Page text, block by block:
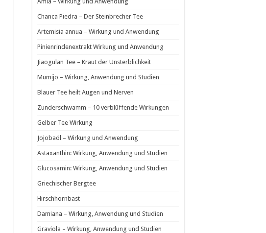
Chanca Piedra – Der Steinbrecher Tee
Artemisia annua – Wirkung und Anwendung
Pinienrindenextrakt Wirkung und Anwendung
Jiaogulan Tee – Kraut der Unsterblichkeit
Mumijo – Wirkung, Anwendung und Studien
Blauer Tee heilt Augen und Nerven
Zunderschwamm – 10 verblüffende Wirkungen
Gelber Tee Wirkung
Jojobaöl – Wirkung und Anwendung
Astaxanthin: Wirkung, Anwendung und Studien
Glucosamin: Wirkung, Anwendung und Studien
Griechischer Bergtee
Hirschhornbast
Damiana – Wirkung, Anwendung und Studien
Graviola – Wirkung, Anwendung und Studien